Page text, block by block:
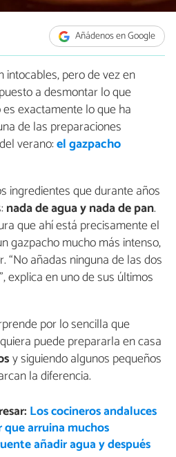
Añádenos en Google
pero de vez en
a desmontar lo que
exactamente lo que ha
de las preparaciones
verano:el gazpacho
ingredientes que durante años
nada de agua y nada de pan.
que ahí está precisamente el
gazpacho mucho más intenso,
“No añadas ninguna de las dos
explica en uno de sus últimos
por lo sencilla que
puede prepararla en casa
y siguiendo algunos pequeños
la diferencia.
Los cocineros andaluces
arruina muchos
añadir agua y después